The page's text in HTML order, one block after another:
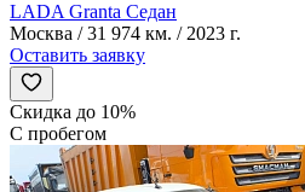
LADA Granta Седан
Москва / 31 974 км. / 2023 г.
Оставить заявку
Скидка до 10%
С пробегом